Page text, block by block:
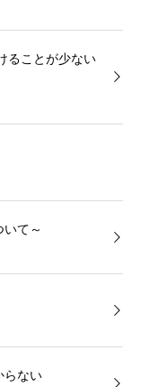
ることが少ない
て～
らない